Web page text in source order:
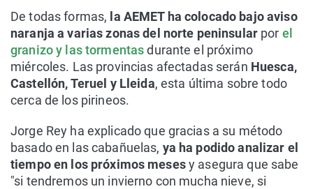
De todas formas, la AEMET ha colocado bajo aviso
naranja a varias zonas del norte peninsular por el
granizo y las tormentasdurante el próximo
miércoles. Las provincias afectadas serán Huesca,
Castellón, Teruel y Lleida, esta última sobre todo
cerca de los pirineos.
Jorge Rey ha explicado que gracias a su método
basado en las cabañuelas, ya ha podido analizar el
tiempo en los próximos mesesy asegura que sabe
"si tendremos un invierno con mucha nieve, si